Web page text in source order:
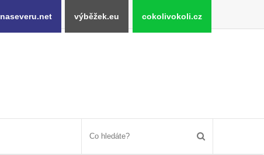
naseveru.net výběžek.eu cokolivokoli.cz